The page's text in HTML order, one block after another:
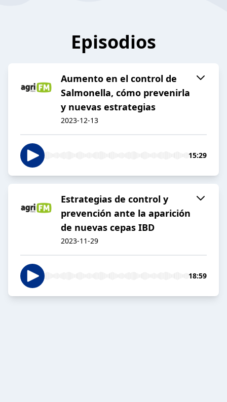
Episodios
Aumento en el control de
Salmonella, cómo prevenirla
y nuevas estrategias
2023-12-13
15:29
Estrategias de control y
prevención ante la aparición
de nuevas cepas IBD
2023-11-29
18:59